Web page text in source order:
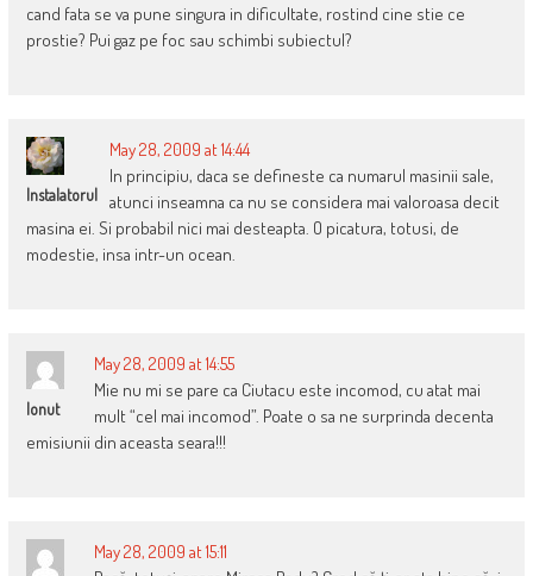
cand fata se va pune singura in dificultate, rostind cine stie ce
prostie? Pui gaz pe foc sau schimbi subiectul?
Instalatorul
May 28, 2009 at 14:44
In principiu, daca se defineste ca numarul masinii sale,
atunci inseamna ca nu se considera mai valoroasa decit
masina ei. Si probabil nici mai desteapta. O picatura, totusi, de
modestie, insa intr-un ocean.
Ionut
May 28, 2009 at 14:55
Mie nu mi se pare ca Ciutacu este incomod, cu atat mai
mult “cel mai incomod”. Poate o sa ne surprinda decenta
emisiunii din aceasta seara!!!
May 28, 2009 at 15:11